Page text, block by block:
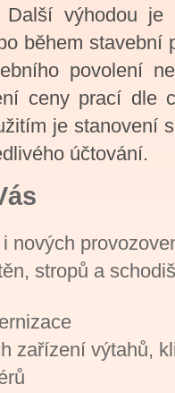
výhodou je
během stavební
povolení
ceny prací dle
je stanovení
účtování.
nových
stěn,
zařízení
a